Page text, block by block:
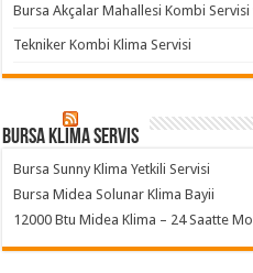
Bursa Akçalar Mahallesi Kombi
Tekniker Kombi Klima Servisi
Bursa klima servis
Bursa Sunny Klima Yetkili Servisi
Bursa Midea Solunar Klima Bayii
12000 Btu Midea Klima – 24 Saatte